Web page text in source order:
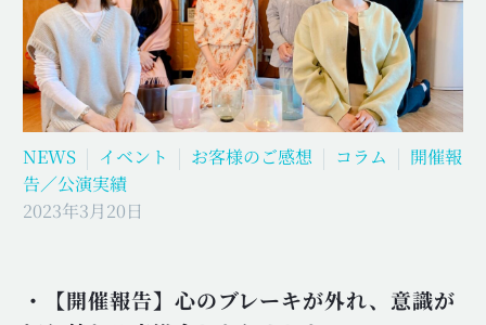
NEWS イベント お客様のご感想 コラム
開催報
告／公演実績
2023年3月20日
・【開催報告】心のブレーキが外れ、意識が